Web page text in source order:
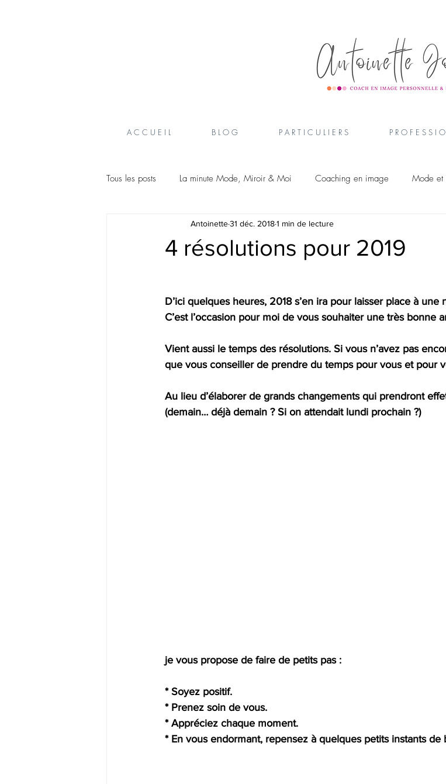
A C C U E I L B L O G P A R T I C U L I E R S P R O F E S S I
Tous les posts La minute Mode, Miroir & Moi Coaching en image Mode et
Coaching de vie Créateurs belges
4 résolutions pour 2019
Antoinette31 déc. 20181 min de lecture
D’ici quelques heures, 2018 s’en ira pour laisser place à
C’est l’occasion pour moi de vous souhaiter une très bonne
Vient aussi le temps des résolutions. Si vous n’avez pas
que vous conseiller de prendre du temps pour vous et pour
Au lieu d’élaborer de grands changements qui prendront
(demain… déjà demain ? Si on attendait lundi prochain ?)
je vous propose de faire de petits pas :
* Soyez positif.
* Prenez soin de vous.
* Appréciez chaque moment.
* En vous endormant, repensez à quelques petits instants